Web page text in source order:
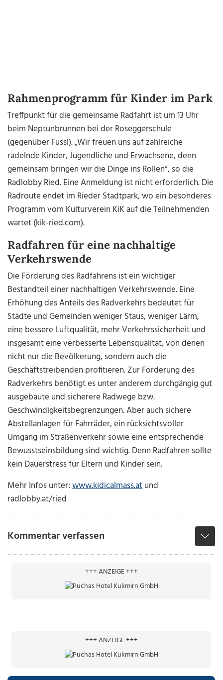
Rahmenprogramm für Kinder im Park
Treffpunkt für die gemeinsame Radfahrt ist um 13 Uhr
beim Neptunbrunnen bei der Roseggerschule
(gegenüber Fussl). „Wir freuen uns auf zahlreiche
radelnde Kinder, Jugendliche und Erwachsene, denn
gemeinsam bringen wir die Dinge ins Rollen“, so die
Radlobby Ried. Eine Anmeldung ist nicht erforderlich. Die
Radroute endet im Rieder Stadtpark, wo ein besonderes
Programm vom Kulturverein KiK auf die Teilnehmenden
wartet (kik-ried.com).
Radfahren für eine nachhaltige
Verkehrswende
Die Förderung des Radfahrens ist ein wichtiger
Bestandteil einer nachhaltigen Verkehrswende. Eine
Erhöhung des Anteils des Radverkehrs bedeutet für
Städte und Gemeinden weniger Staus, weniger Lärm,
eine bessere Luftqualität, mehr Verkehrssicherheit und
insgesamt eine verbesserte Lebensqualität, von denen
nicht nur die Bevölkerung, sondern auch die
Geschäftstreibenden profitieren. Zur Förderung des
Radverkehrs benötigt es unter anderem durchgängig gut
ausgebaute und sicherere Radwege bzw.
Geschwindigkeitsbegrenzungen. Aber auch sichere
Abstellanlagen für Fahrräder, ein rücksichtsvoller
Umgang im Straßenverkehr sowie eine entsprechende
Bewusstseinsbildung sind wichtig. Denn Radfahren sollte
kein Dauerstress für Eltern und Kinder sein.
Mehr Infos unter:www.kidicalmass.atund
radlobby.at/ried
Kommentar verfassen
+++ ANZEIGE +++
+++ ANZEIGE +++